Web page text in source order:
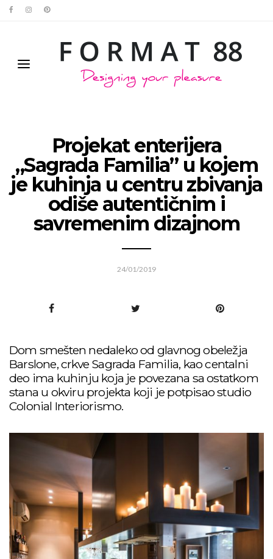
Projekat enterijera
„Sagrada Familia” u kojem
je kuhinja u centru zbivanja
odiše autentičnim i
savremenim dizajnom
24/01/2019
Dom smešten nedaleko od glavnog obeležja
Barslone, crkve Sagrada Familia, kao centalni
deo ima kuhinju koja je povezana sa ostatkom
stana u okviru projekta koji je potpisao studio
Colonial Interiorismo.